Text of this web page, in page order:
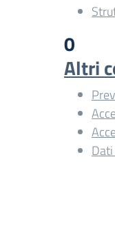
0
Altri